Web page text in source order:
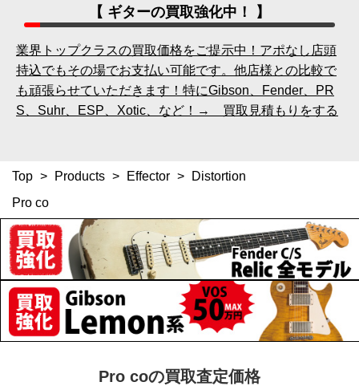
【 ギターの買取強化中！ 】
業界トップクラスの買取価格をご提示中！アポなし店頭
持込でもその場でお支払い可能です。他店様との比較で
も頑張らせていただきます！特にGibson、Fender、PR
S、Suhr、ESP、Xotic、など！→ 買取見積もりをする
Top > Products > Effector >
Distortion
Pro co
Pro coの買取査定価格